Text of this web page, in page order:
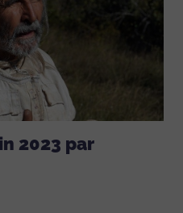
2023 par